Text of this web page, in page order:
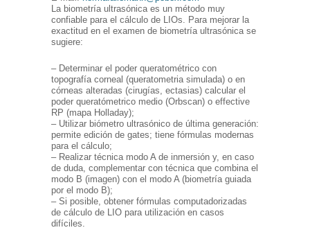
La biometría ultrasónica es un método muy
confiable para el cálculo de LIOs. Para mejorar la
exactitud en el examen de biometría ultrasónica se
sugiere:
– Determinar el poder queratométrico con
topografía corneal (queratometria simulada) o en
córneas alteradas (cirugías, ectasias) calcular el
poder queratómetrico medio (Orbscan) o effective
RP (mapa Holladay);
– Utilizar biómetro ultrasónico de última generación:
permite edición de gates; tiene fórmulas modernas
para el cálculo;
– Realizar técnica modo A de inmersión y, en caso
de duda, complementar con técnica que combina el
modo B (imagen) con el modo A (biometría guiada
por el modo B);
– Si posible, obtener fórmulas computadorizadas
de cálculo de LIO para utilización en casos
difíciles.